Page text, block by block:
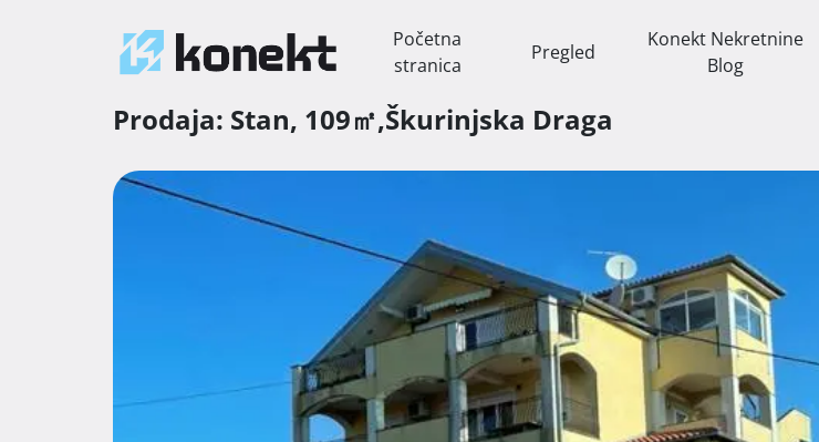
Početna
stranica
Pregled
Konekt Nekretnine
Blog
Prodaja: Stan, 109㎡,Škurinjska Draga